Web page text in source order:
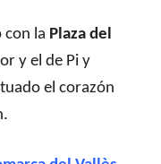
con la Plaza del
y el de Pi y
el corazón